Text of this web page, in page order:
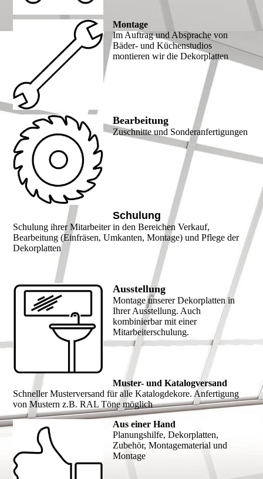
Montage
Im Auftrag und Absprache von
Bäder- und Küchenstudios
montieren wir die Dekorplatten
Bearbeitung
Zuschnitte und Sonderanfertigungen
Schulung
Schulung ihrer Mitarbeiter in den Bereichen Verkauf,
Bearbeitung (Einfräsen, Umkanten, Montage) und Pflege der
Dekorplatten
Ausstellung
Montage unserer Dekorplatten in
Ihrer Ausstellung. Auch
kombinierbar mit einer
Mitarbeiterschulung.
Muster- und Katalogversand
Schneller Musterversand für alle Katalogdekore. Anfertigung
von Mustern z.B. RAL Töne möglich
Aus einer Hand
Planungshilfe, Dekorplatten,
Zubehör, Montagematerial und
Montage